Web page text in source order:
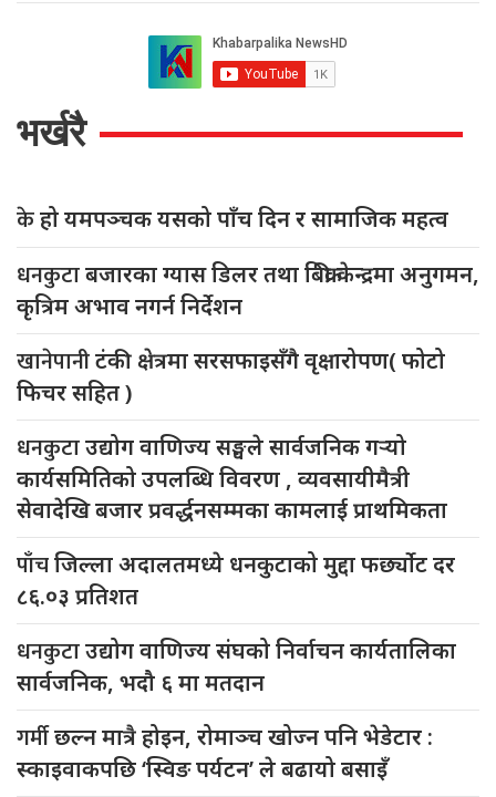
भर्खरै
केहो यमपञ्चक यसको पाँच दिन र सामाजिक महत्व
धनकुटाबजारका ग्यास डिलर तथा बिक्री केन्द्रमा अनुगमन,
कृत्रिम अभाव नगर्न निर्देशन
खानेपानीटंकी क्षेत्रमा सरसफाइसँगै वृक्षारोपण( फोटो
फिचर सहित )
धनकुटाउद्योग वाणिज्य सङ्घले सार्वजनिक गर्‍यो
कार्यसमितिको उपलब्धि विवरण , व्यवसायीमैत्री
सेवादेखि बजार प्रवर्द्धनसम्मका कामलाई प्राथमिकता
पाँचजिल्ला अदालतमध्ये धनकुटाको मुद्दा फर्छ्योट दर
८६.०३ प्रतिशत
धनकुटाउद्योग वाणिज्य संघको निर्वाचन कार्यतालिका
सार्वजनिक, भदौ ६ मा मतदान
गर्मीछल्न मात्रै होइन, रोमाञ्च खोज्न पनि भेडेटार :
स्काइवाकपछि ‘स्विङ पर्यटन’ ले बढायो बसाइँ